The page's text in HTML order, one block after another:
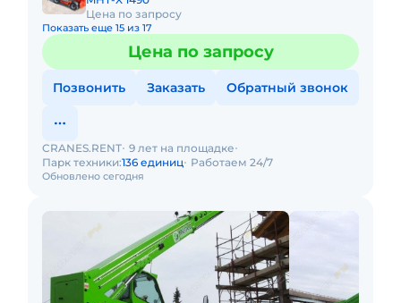
Цена по запросу
Показать еще 15 из 17
Цена по запросу
Позвонить Заказать Обратный звонок
Обновлено сегодня
CRANES.RENT 9 лет на площадке
Парк техники:136 единиц Работаем 24/7